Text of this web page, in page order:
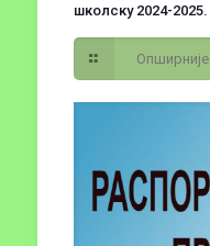
школску 2024-2025.
Опширније